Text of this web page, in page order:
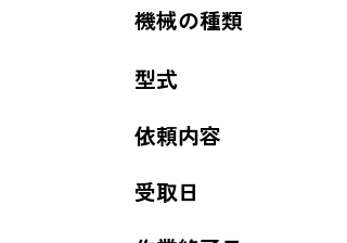
機械の種類
型式
依頼内容
受取日